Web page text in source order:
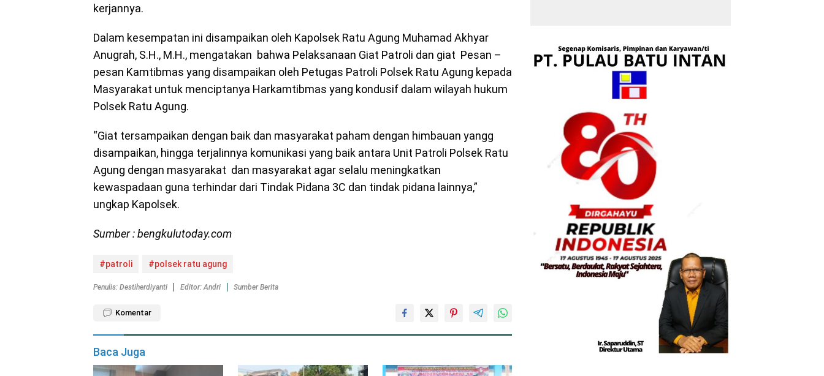
kerjannya.
Dalam kesempatan ini disampaikan oleh Kapolsek Ratu Agung Muhamad Akhyar
Anugrah, S.H., M.H., mengatakan bahwa Pelaksanaan Giat Patroli dan giat Pesan –
pesan Kamtibmas yang disampaikan oleh Petugas Patroli Polsek Ratu Agung kepada
Masyarakat untuk menciptanya Harkamtibmas yang kondusif dalam wilayah hukum
Polsek Ratu Agung.
“Giat tersampaikan dengan baik dan masyarakat paham dengan himbauan yangg
disampaikan, hingga terjalinnya komunikasi yang baik antara Unit Patroli Polsek Ratu
Agung dengan masyarakat dan masyarakat agar selalu meningkatkan
kewaspadaan guna terhindar dari Tindak Pidana 3C dan tindak pidana lainnya,”
ungkap Kapolsek.
Sumber : bengkulutoday.com
#patroli #polsek ratu agung
Penulis: Destiherdiyanti Editor: Andri Sumber Berita
Komentar
Baca Juga